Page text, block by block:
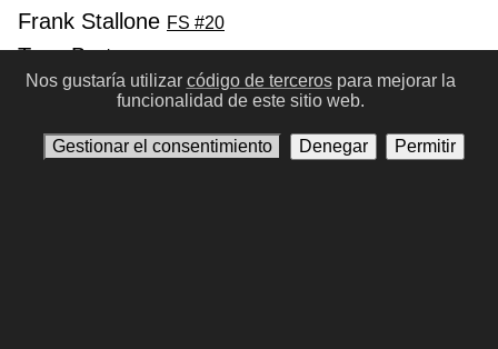
Frank Stallone FS #20
Tony Burton
Nos gustaría utilizar código de tercerospara mejorar la
funcionalidad de este sitio web.
Gestionar el consentimiento Denegar Permitir